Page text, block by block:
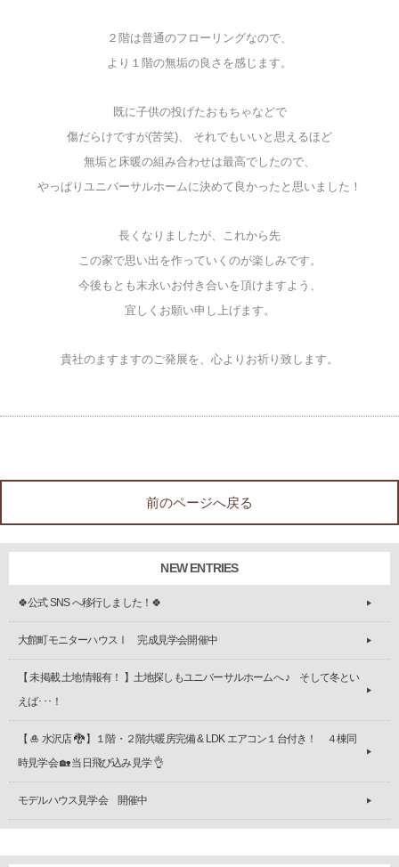
２階は普通のフローリングなので、
より１階の無垢の良さを感じます。
既に子供の投げたおもちゃなどで
傷だらけですが(苦笑)、 それでもいいと思えるほど
無垢と床暖の組み合わせは最高でしたので、
やっぱりユニバーサルホームに決めて良かったと思いました！
長くなりましたが、これから先
この家で思い出を作っていくのが楽しみです。
今後もとも末永いお付き合いを頂けますよう、
宜しくお願い申し上げます。
貴社のますますのご発展を、心よりお祈り致します。
前のページへ戻る
NEW ENTRIES
🍀公式 SNS へ移行しました！🍀
大館町モニターハウスⅠ 完成見学会開催中
【 未掲載 土地情報有！ 】土地探しもユニバーサルホームへ ♪ そして冬とい
えば･･･！
【 🎍 水沢店 🐉 】１階・２階共暖房完備 & LDK エアコン１台付き！ ４棟同
時見学会 🏡 当日飛び込み見学 👌
モデルハウス見学会 開催中